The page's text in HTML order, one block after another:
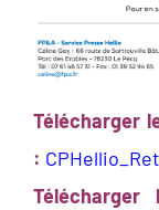
Télécharger
: